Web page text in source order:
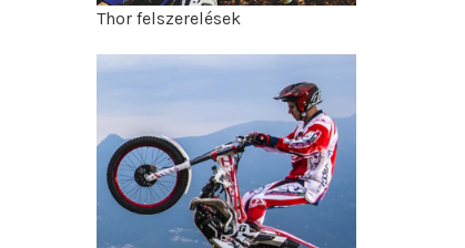
Thor felszerelések